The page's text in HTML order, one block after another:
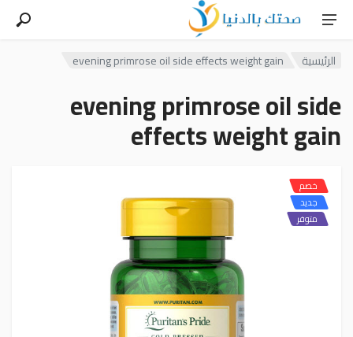
الرئيسية evening primrose oil side effects weight gain
evening primrose oil side
effects weight gain
خصم
جديد
متوفر